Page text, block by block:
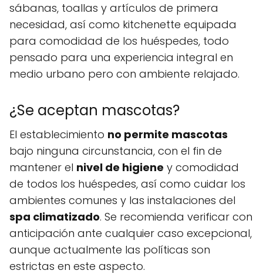
sábanas, toallas y artículos de primera
necesidad, así como kitchenette equipada
para comodidad de los huéspedes, todo
pensado para una experiencia integral en
medio urbano pero con ambiente relajado.
¿Se aceptan mascotas?
El establecimiento no permite mascotas
bajo ninguna circunstancia, con el fin de
mantener el nivel de higiene y comodidad
de todos los huéspedes, así como cuidar los
ambientes comunes y las instalaciones del
spa climatizado. Se recomienda verificar con
anticipación ante cualquier caso excepcional,
aunque actualmente las políticas son
estrictas en este aspecto.